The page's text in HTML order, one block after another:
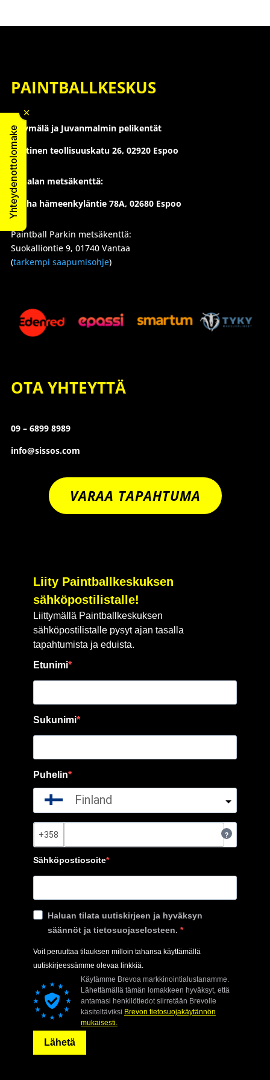
Yhteydenottolomake
PAINTBALLKESKUS
Myymälä ja Juvanmalmin pelikentät
Läntinen teollisuuskatu 26, 02920 Espoo
Konalan metsäkenttä:
Vanha hämeenkyläntie 78A, 02680 Espoo
Paintball Parkin metsäkenttä:
Suokalliontie 9, 01740 Vantaa
(tarkempi saapumisohje)
OTA YHTEYTTÄ
09 – 6899 8989
info@sissos.com
VARAA TAPAHTUMA
Liity Paintballkeskuksen
sähköpostilistalle!
Liittymällä Paintballkeskuksen
sähköpostilistalle pysyt ajan tasalla
tapahtumista ja eduista.
Etunimi
Sukunimi
Puhelin
Finland
?
Sähköpostiosoite
Haluan tilata uutiskirjeen ja hyväksyn
säännöt ja tietosuojaselosteen.
Voit peruuttaa tilauksen milloin tahansa käyttämällä
uutiskirjeessämme olevaa linkkiä.
Käytämme Brevoa markkinointialustanamme.
Lähettämällä tämän lomakkeen hyväksyt, että
antamasi henkilötiedot siirretään Brevolle
käsiteltäviksi Brevon tietosuojakäytännön
mukaisesti.
Lähetä